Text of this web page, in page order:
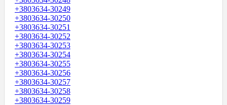
+3803634-30249
+3803634-30250
+3803634-30251
+3803634-30252
+3803634-30253
+3803634-30254
+3803634-30255
+3803634-30256
+3803634-30257
+3803634-30258
+3803634-30259